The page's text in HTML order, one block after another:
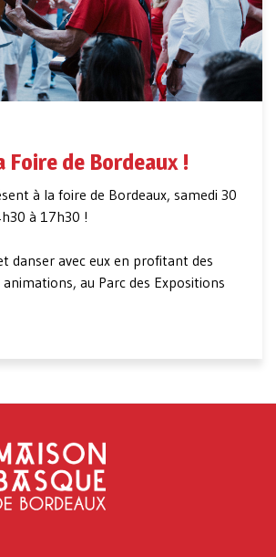
Foire de Bordeaux !
à la foire de Bordeaux, samedi 30
à 17h30 !
danser avec eux en profitant des
au Parc des Expositions